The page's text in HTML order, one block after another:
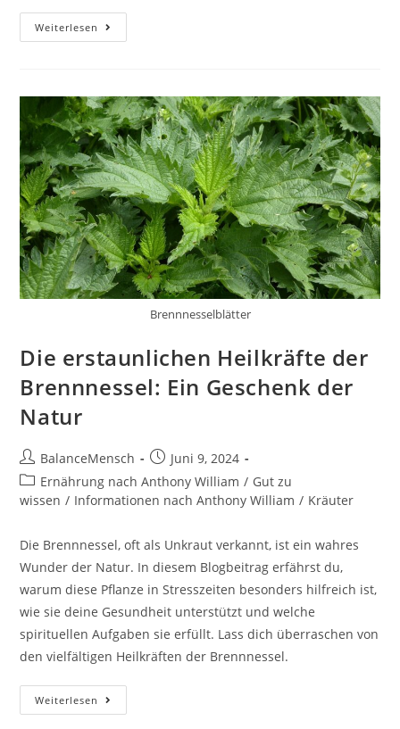
Weiterlesen
Brennnesselblätter
Die erstaunlichen Heilkräfte der
Brennnessel: Ein Geschenk der
Natur
BalanceMensch
Juni 9, 2024
Ernährung nach Anthony William / Gut zu
wissen / Informationen nach Anthony William / Kräuter
Die Brennnessel, oft als Unkraut verkannt, ist ein wahres
Wunder der Natur. In diesem Blogbeitrag erfährst du,
warum diese Pflanze in Stresszeiten besonders hilfreich ist,
wie sie deine Gesundheit unterstützt und welche
spirituellen Aufgaben sie erfüllt. Lass dich überraschen von
den vielfältigen Heilkräften der Brennnessel.
Weiterlesen